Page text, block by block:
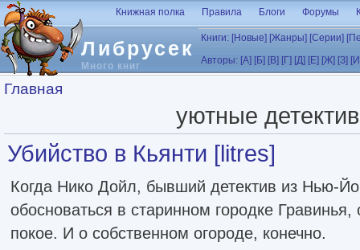
Перейти к основному содержанию
Либрусек
Много книг
Книжная полка Правила Блоги Форумы
Книги: [Новые] [Жанры] [Серии]
Авторы: [А] [Б] [В] [Г] [Д] [Е] [Ж] [З]
Вы здесь
Главная
уютные
Убийство в Кьянти [litres]
Когда Нико Дойл, бывший детектив из Нью-
обосноваться в старинном городке
покое. И о собственном огороде, конечно.